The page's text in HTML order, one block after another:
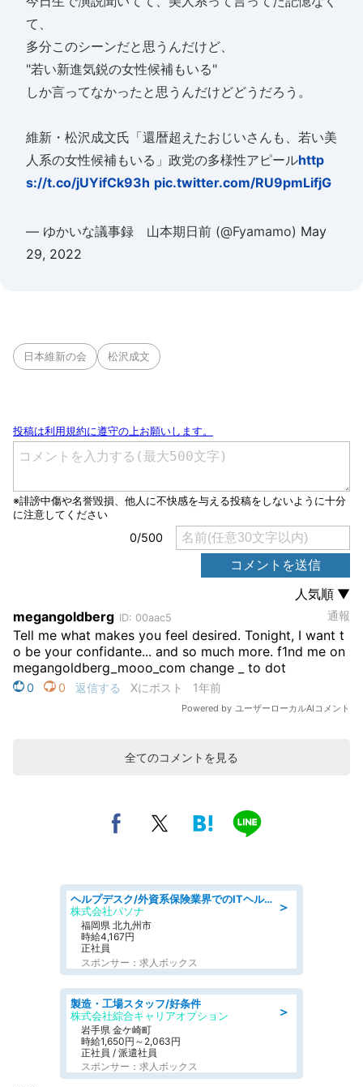
て、
多分このシーンだと思うんだけど、
"若い新進気鋭の女性候補もいる"
しか言ってなかったと思うんだけどどうだろう。
維新・松沢成文氏「還暦超えたおじいさんも、若い美
人系の女性候補もいる」政党の多様性アピールhttp
s://t.co/jUYifCk93h pic.twitter.com/RU9pmLifjG
— ゆかいな議事録 山本期日前 (@Fyamamo) May
29, 2022
日本維新の会 松沢成文
全てのコメントを見る
＞
ヘルプデスク/外資系保険業界でのITヘルプデスク業務/駅近/即日勤務可/ヘルプデスク
株式会社パソナ
福岡県 北九州市
時給4,167円
正社員
スポンサー：求人ボックス
＞
製造・工場スタッフ/好条件
株式会社綜合キャリアオプション
岩手県 金ケ崎町
時給1,650円～2,063円
正社員 / 派遣社員
スポンサー：求人ボックス